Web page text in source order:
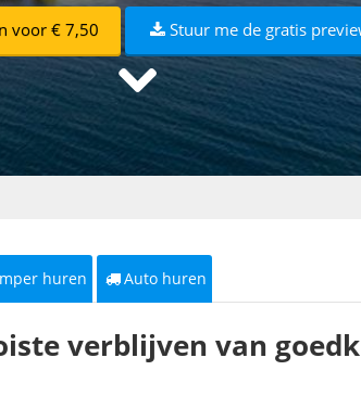
voor € 7,50 Stuur me de gratis
huren Auto huren
verblijven van